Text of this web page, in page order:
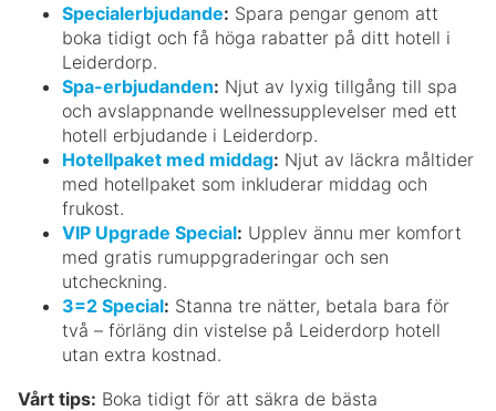
Specialerbjudande: Spara pengar genom att
boka tidigt och få höga rabatter på ditt hotell i
Leiderdorp.
Spa-erbjudanden: Njut av lyxig tillgång till spa
och avslappnande wellnessupplevelser med ett
hotell erbjudande i Leiderdorp.
Hotellpaket med middag: Njut av läckra måltider
med hotellpaket som inkluderar middag och
frukost.
VIP Upgrade Special: Upplev ännu mer komfort
med gratis rumuppgraderingar och sen
utcheckning.
3=2 Special: Stanna tre nätter, betala bara för
två – förläng din vistelse på Leiderdorp hotell
utan extra kostnad.
Vårt tips: Boka tidigt för att säkra de bästa